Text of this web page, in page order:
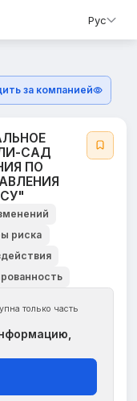
Рус
за компанией
САД
ПО
риска
только часть